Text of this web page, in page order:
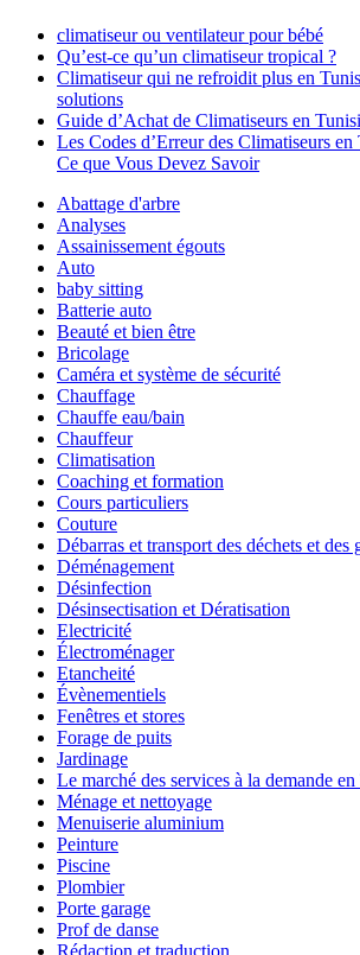
climatiseur ou ventilateur pour bébé
Qu’est-ce qu’un climatiseur tropical ?
Climatiseur qui ne refroidit plus en
solutions
Guide d’Achat de Climatiseurs en
Les Codes d’Erreur des Climatiseurs
Ce que Vous Devez Savoir
Abattage d'arbre
Analyses
Assainissement égouts
Auto
baby sitting
Batterie auto
Beauté et bien être
Bricolage
Caméra et système de sécurité
Chauffage
Chauffe eau/bain
Chauffeur
Climatisation
Coaching et formation
Cours particuliers
Couture
Débarras et transport des déchets et des
Déménagement
Désinfection
Désinsectisation et Dératisation
Electricité
Électroménager
Etancheité
Évènementiels
Fenêtres et stores
Forage de puits
Jardinage
Le marché des services à la demande
Ménage et nettoyage
Menuiserie aluminium
Peinture
Piscine
Plombier
Porte garage
Prof de danse